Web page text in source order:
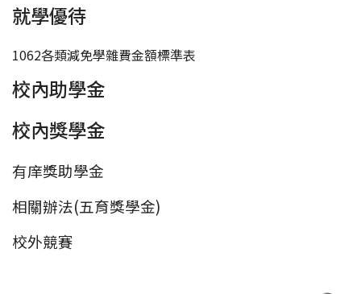
就學優待
1062各類減免學雜費金額標準表
校內助學金
校內獎學金
有庠獎助學金
相關辦法(五育獎學金)
校外競賽